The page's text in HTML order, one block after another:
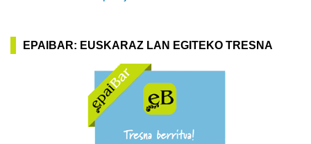
EPAIBAR: EUSKARAZ LAN EGITEKO TRESNA